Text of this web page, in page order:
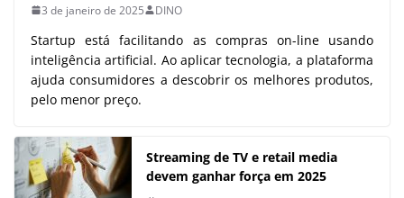
3 de janeiro de 2025 DINO
Startup está facilitando as compras on-line usando
inteligência artificial. Ao aplicar tecnologia, a plataforma
ajuda consumidores a descobrir os melhores produtos,
pelo menor preço.
Streaming de TV e retail media
devem ganhar força em 2025